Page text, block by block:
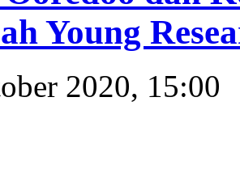
Young
2020, 15:00